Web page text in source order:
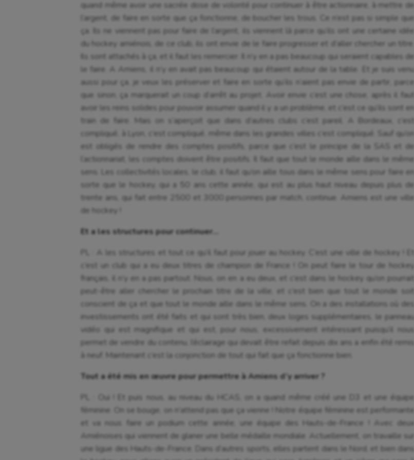
quand même avoir une sacrée dose de volonté pour continuer à être actionnaire, à mettre de
l’argent, de faire en sorte que ça fonctionne, de boucher les trous. Ce n’est pas si simple que
ça. Ils ne viennent pas pour faire de l’argent, ils viennent là parce qu’ils ont une certaine idée
du hockey amiénois, de ce club, ils ont envie de le faire progresser et d’aller chercher un titre.
Ils sont attachés à ça, et il faut les remercier. Il n’y en a pas beaucoup qui seraient capables de
le faire. A Amiens, il n’y en avait pas beaucoup qui étaient autour de la table. Et je suis venu
aussi pour ça, je veux les préserver et faire en sorte qu’ils n’aient pas envie de partir, parce
que sinon, ça marquerait un coup d’arrêt au projet. Avoir envie c’est une chose, après il faut
avoir les reins solides pour pouvoir assumer quand il y a un problème, et c’est ce qu’ils sont en
train de faire. Mais on s’aperçoit que dans d’autres clubs c’est pareil. A Bordeaux, c’est
compliqué, à Lyon, c’est compliqué, même dans les grandes villes c’est compliqué. Sauf qu’on
est obligés de rendre des comptes positifs, parce que c’est le principe de la SAS et de
l’actionnariat, les comptes doivent être positifs. Il faut que tout le monde aille dans le même
sens. Les collectivités locales, le club, il faut qu’on aille tous dans le même sens pour faire en
sorte que le hockey, qui a 50 ans cette année, qui est au plus haut niveau depuis plus de
trente ans, qui fait entre 2500 et 3000 personnes par match, continue. Amiens est une ville
de hockey !
Et a les structures pour continuer…
PL : A les structures et tout ce qu’il faut pour jouer au hockey. C’est une ville de hockey ! Et
c’est un club qui a eu deux titres de champion de France ! On peut faire le tour de hockey
français, il n’y en a pas partout. Nous, on en a eu deux, et c’est dans le hockey qu’on pourrait
peut-être aller chercher le prochain titre de la ville, et c’est bien que tout le monde soit
conscient de ça et que tout le monde aille dans le même sens. On a des installations où des
investissements ont été faits et qui sont très bien, deux loges supplémentaires, le panneau
vidéo qui est magnifique et qui est, pour nous, excessivement intéressant puisqu’il nous
permet de vendre du contenu, l’éclairage qui devait être refait depuis dix ans a enfin été remis
à neuf. Maintenant c’est la conjonction de tout qui fait que ça fonctionne bien.
Tout a été mis en œuvre pour permettre à Amiens d’y arriver ?
PL : Oui ! Et puis nous, au niveau du HCAS, on a quand même créé une D3 et une équipe
féminine. On se bouge, on n’attend pas que ça vienne ! Notre équipe féminine est performante
et va nous faire un podium cette année, une équipe des Hauts-de-France ! Avec deux
Amiénoises qui viennent de glaner une belle médaille mondiale. Actuellement, on travaille sur
une ligue des Hauts-de-France. Dans d’autres sports, elles partent dans le Nord, et bien dans